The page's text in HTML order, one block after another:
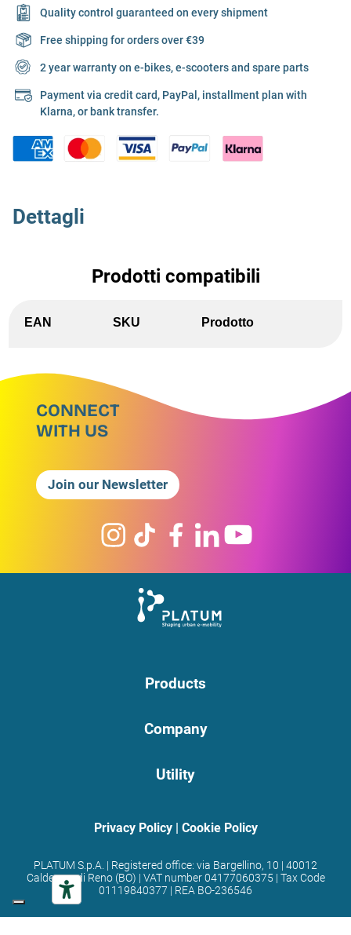
Quality control guaranteed on every shipment
Free shipping for orders over €39
2 year warranty on e-bikes, e-scooters and spare parts
Payment via credit card, PayPal, installment plan with
Klarna, or bank transfer.
Dettagli
Prodotti compatibili
EAN SKU Prodotto
CONNECT
WITH US
Join our Newsletter
Products
Company
Utility
Privacy Policy| Cookie Policy
PLATUM S.p.A. | Registered office: via Bargellino, 10 | 40012
Calderara di Reno (BO) | VAT number 04177060375 | Tax Code
01119840377 | REA BO-236546